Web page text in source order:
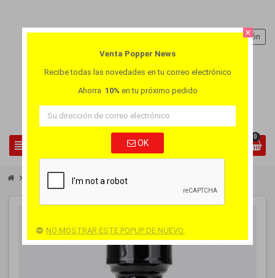
view_headline
Iniciar sesión
0
chevron_right Popper Grandechevron_right Popper Super Red Rush XL
close
Venta Popper News
Recibe todas las novedades en tu correo electrónico
Ahorra 10% en tu próximo pedido
OK
NO MOSTRAR ESTE POPUP DE NUEVO.